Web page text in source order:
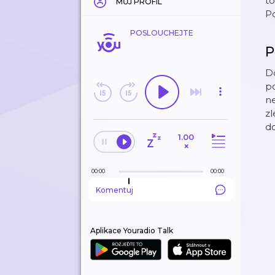
POSLOUCHEJTE
1.00
×
00:00 00:00
Komentuj
Aplikace Youradio Talk